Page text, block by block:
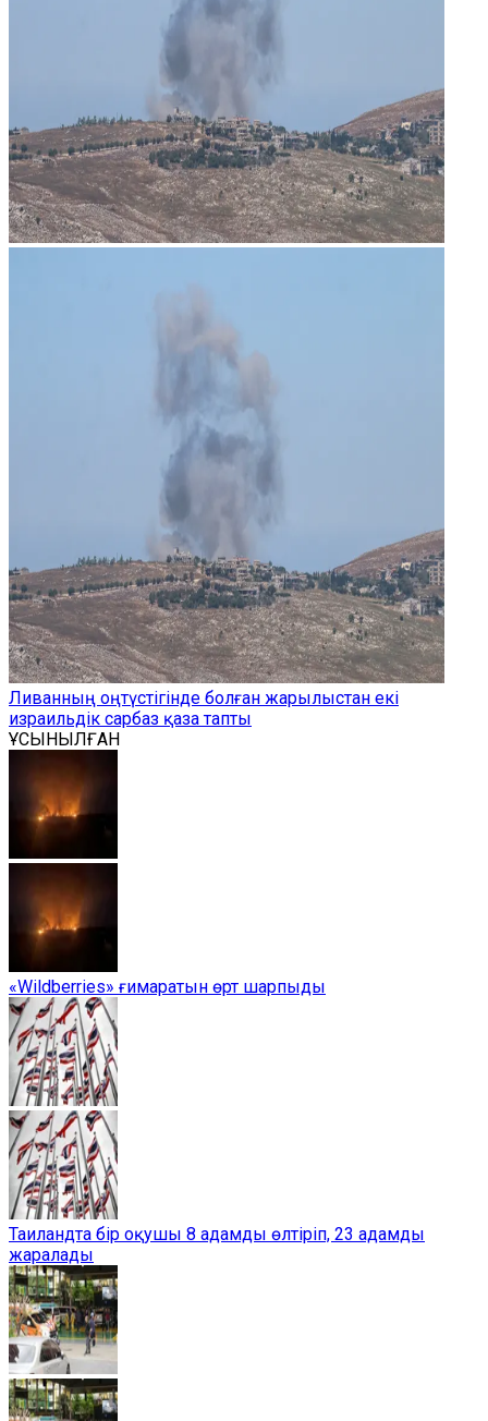
Ливанның оңтүстігінде болған жарылыстан екі
израильдік сарбаз қаза тапты
ҰСЫНЫЛҒАН
«Wildberries» ғимаратын өрт шарпыды
Таиландта бір оқушы 8 адамды өлтіріп, 23 адамды
жаралады